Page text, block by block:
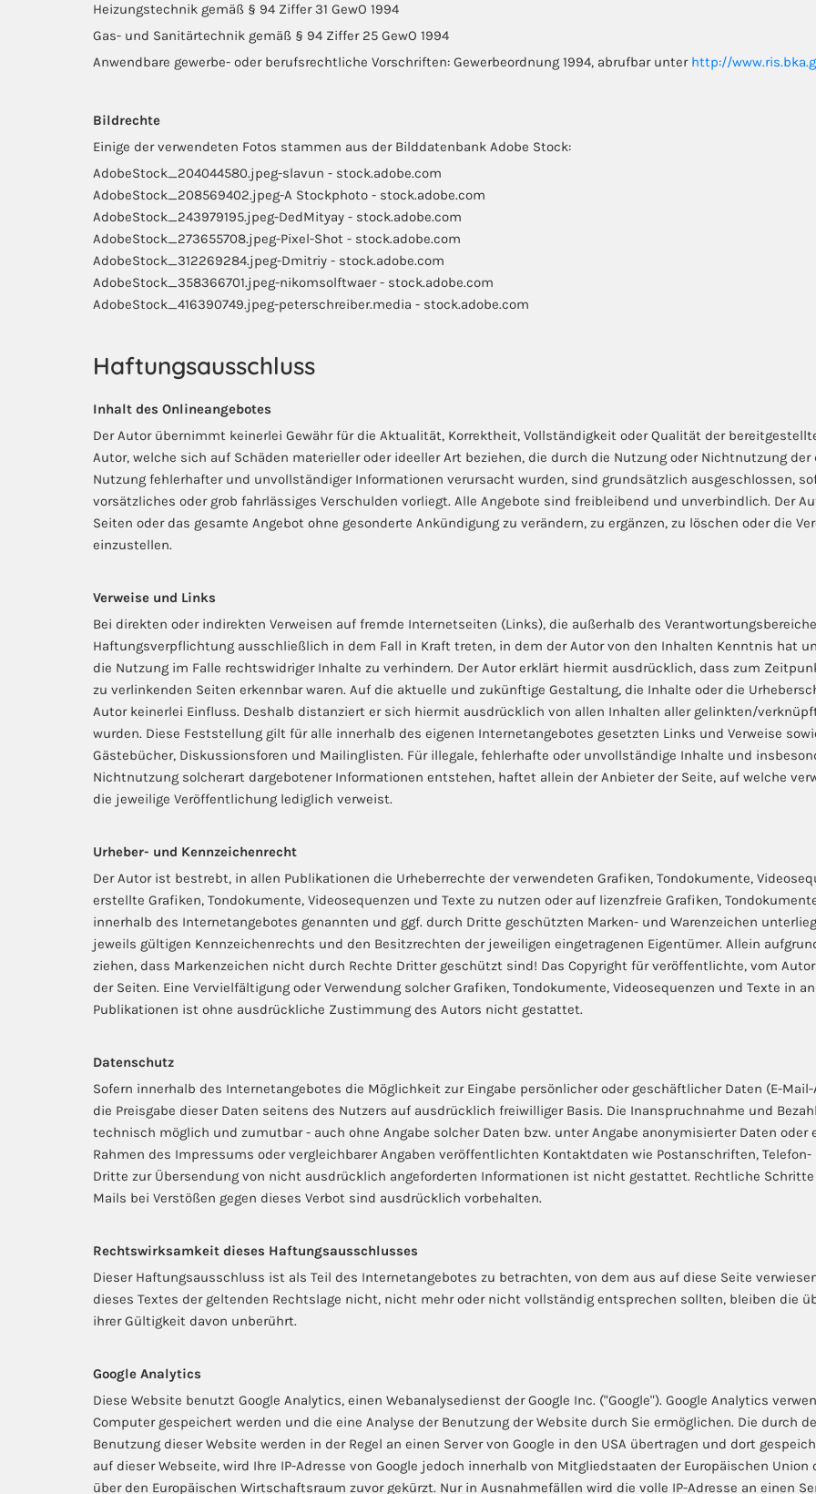
Heizungstechnik gemäß § 94 Ziffer 31 GewO 1994
Gas- und Sanitärtechnik gemäß § 94 Ziffer 25 GewO 1994
Anwendbare gewerbe- oder berufsrechtliche Vorschriften: Gewerbeordnung 1994, abrufbar unter http://
Bildrechte
Einige der verwendeten Fotos stammen aus der Bilddatenbank Adobe Stock:
AdobeStock_204044580.jpeg-slavun - stock.adobe.com
AdobeStock_208569402.jpeg-A Stockphoto - stock.adobe.com
AdobeStock_243979195.jpeg-DedMityay - stock.adobe.com
AdobeStock_273655708.jpeg-Pixel-Shot - stock.adobe.com
AdobeStock_312269284.jpeg-Dmitriy - stock.adobe.com
AdobeStock_358366701.jpeg-nikomsolftwaer - stock.adobe.com
AdobeStock_416390749.jpeg-peterschreiber.media - stock.adobe.com
Haftungsausschluss
Inhalt des Onlineangebotes
Der Autor übernimmt keinerlei Gewähr für die Aktualität, Korrektheit, Vollständigkeit oder Qualität der
Autor, welche sich auf Schäden materieller oder ideeller Art beziehen, die durch die Nutzung oder Nichtnutzung
Nutzung fehlerhafter und unvollständiger Informationen verursacht wurden, sind grundsätzlich ausgeschlossen,
vorsätzliches oder grob fahrlässiges Verschulden vorliegt. Alle Angebote sind freibleibend und unverbindlich. Der
Seiten oder das gesamte Angebot ohne gesonderte Ankündigung zu verändern, zu ergänzen, zu löschen oder die
einzustellen.
Verweise und Links
Bei direkten oder indirekten Verweisen auf fremde Internetseiten (Links), die außerhalb des
Haftungsverpflichtung ausschließlich in dem Fall in Kraft treten, in dem der Autor von den Inhalten Kenntnis hat
die Nutzung im Falle rechtswidriger Inhalte zu verhindern. Der Autor erklärt hiermit ausdrücklich, dass zum
zu verlinkenden Seiten erkennbar waren. Auf die aktuelle und zukünftige Gestaltung, die Inhalte oder die
Autor keinerlei Einfluss. Deshalb distanziert er sich hiermit ausdrücklich von allen Inhalten aller gelinkten/
wurden. Diese Feststellung gilt für alle innerhalb des eigenen Internetangebotes gesetzten Links und Verweise
Gästebücher, Diskussionsforen und Mailinglisten. Für illegale, fehlerhafte oder unvollständige Inhalte und
Nichtnutzung solcherart dargebotener Informationen entstehen, haftet allein der Anbieter der Seite, auf welche
die jeweilige Veröffentlichung lediglich verweist.
Urheber- und Kennzeichenrecht
Der Autor ist bestrebt, in allen Publikationen die Urheberrechte der verwendeten Grafiken, Tondokumente,
erstellte Grafiken, Tondokumente, Videosequenzen und Texte zu nutzen oder auf lizenzfreie Grafiken,
innerhalb des Internetangebotes genannten und ggf. durch Dritte geschützten Marken- und Warenzeichen
jeweils gültigen Kennzeichenrechts und den Besitzrechten der jeweiligen eingetragenen Eigentümer. Allein
ziehen, dass Markenzeichen nicht durch Rechte Dritter geschützt sind! Das Copyright für veröffentlichte, vom
der Seiten. Eine Vervielfältigung oder Verwendung solcher Grafiken, Tondokumente, Videosequenzen und Texte in
Publikationen ist ohne ausdrückliche Zustimmung des Autors nicht gestattet.
Datenschutz
Sofern innerhalb des Internetangebotes die Möglichkeit zur Eingabe persönlicher oder geschäftlicher Daten (E-
die Preisgabe dieser Daten seitens des Nutzers auf ausdrücklich freiwilliger Basis. Die Inanspruchnahme und
technisch möglich und zumutbar - auch ohne Angabe solcher Daten bzw. unter Angabe anonymisierter Daten
Rahmen des Impressums oder vergleichbarer Angaben veröffentlichten Kontaktdaten wie Postanschriften,
Dritte zur Übersendung von nicht ausdrücklich angeforderten Informationen ist nicht gestattet. Rechtliche Schritte
Mails bei Verstößen gegen dieses Verbot sind ausdrücklich vorbehalten.
Rechtswirksamkeit dieses Haftungsausschlusses
Dieser Haftungsausschluss ist als Teil des Internetangebotes zu betrachten, von dem aus auf diese Seite
dieses Textes der geltenden Rechtslage nicht, nicht mehr oder nicht vollständig entsprechen sollten, bleiben die
ihrer Gültigkeit davon unberührt.
Google Analytics
Diese Website benutzt Google Analytics, einen Webanalysedienst der Google Inc. ("Google"). Google Analytics
Computer gespeichert werden und die eine Analyse der Benutzung der Website durch Sie ermöglichen. Die durch
Benutzung dieser Website werden in der Regel an einen Server von Google in den USA übertragen und dort
auf dieser Webseite, wird Ihre IP-Adresse von Google jedoch innerhalb von Mitgliedstaaten der Europäischen
über den Europäischen Wirtschaftsraum zuvor gekürzt. Nur in Ausnahmefällen wird die volle IP-Adresse an einen